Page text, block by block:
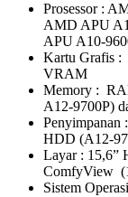
Prosessor :
AMD APU
APU A10-
Kartu Grafis
VRAM
Memory :
A12-9700P)
HDD (A12-
Layar : 15,6”
ComfyView
Sistem